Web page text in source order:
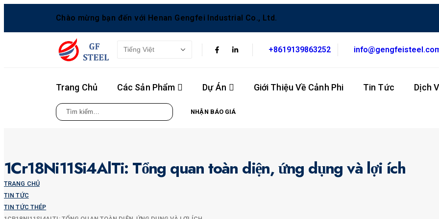
Chào mừng bạn đến với Henan Gengfei Industrial Co., Ltd.
+8619139863252
Trang Chủ Các Sản Phẩm Dự Án Giới Thiệu Về Cảnh Phi Tin Tức Dịch
NHẬN BÁO GIÁ
1Cr18Ni11Si4AlTi: Tổng quan toàn diện, ứng dụng và lợi ích
TRANG CHỦ
TIN TỨC
TIN TỨC THÉP